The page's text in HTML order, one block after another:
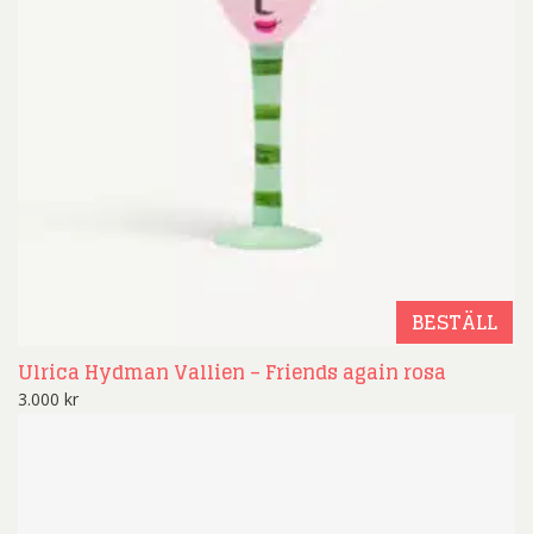
BESTÄLL
Ulrica Hydman Vallien – Friends again rosa
3.000 kr